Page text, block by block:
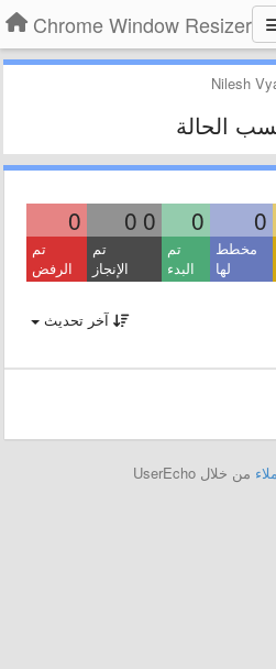
Chrome Window Resizer
Nilesh
الحالة
0
0
0
0
0
مخطط
لها
تم
البدء
تم
الإنجاز
تم
الرفض
آخر تحديث
من خلال UserEcho